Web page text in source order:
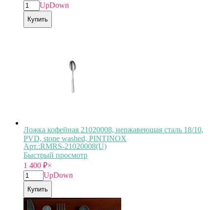
UpDown
Купить
Ложка кофейная 21020008, нержавеющая сталь 18/10,
PVD, stone washed, PINTINOX
Арт.:RMRS-21020008(U)
Быстрый просмотр
1 400 ₽×
UpDown
Купить